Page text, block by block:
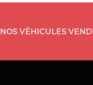
NOS VÉHICULES